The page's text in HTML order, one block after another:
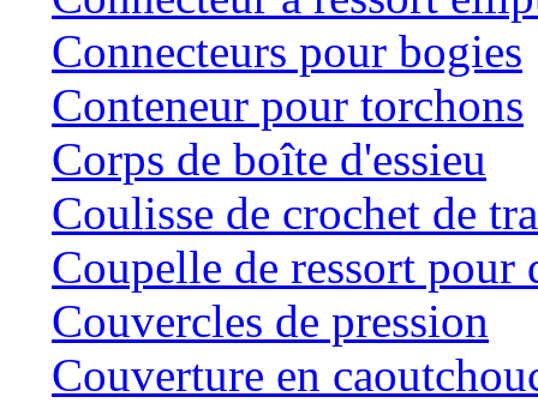
Connecteurs pour bogies
Conteneur pour torchons
Corps de boîte d'essieu
Coulisse de crochet de
Coupelle de ressort
Couvercles de pression
Couverture en